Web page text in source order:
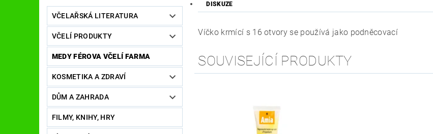
VČELAŘSKÁ LITERATURA
VČELÍ PRODUKTY
MEDY FÉROVA VČELÍ FARMA
KOSMETIKA A ZDRAVÍ
DŮM A ZAHRADA
FILMY, KNIHY, HRY
DISKUZE
Víčko krmící s 16 otvory se používá jako podněcovací
SOUVISEJÍCÍ PRODUKTY